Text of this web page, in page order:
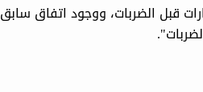
قبل الضربات، ووجود اتفاق سابق